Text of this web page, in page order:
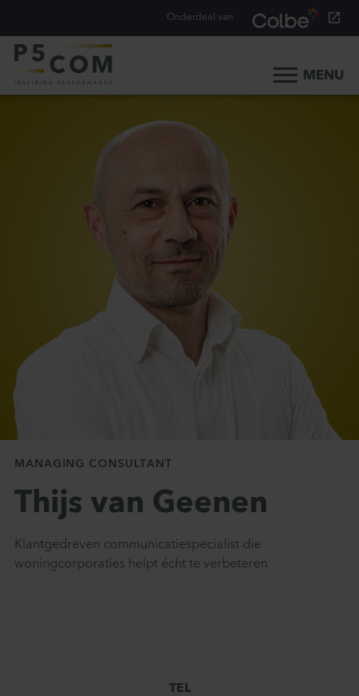
Onderdeel van
MENU
Werken bij P5COM
Alle consultancy vacatures
Traineeship Consultancy
Contact
MANAGING CONSULTANT
Thijs van Geenen
Klantgedreven communicatiespecialist die
woningcorporaties helpt écht te verbeteren
TEL